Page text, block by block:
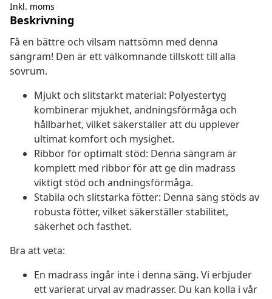
Inkl. moms
Beskrivning
Få en bättre och vilsam nattsömn med denna
sängram! Den är ett välkomnande tillskott till alla
sovrum.
Mjukt och slitstarkt material: Polyestertyg
kombinerar mjukhet, andningsförmåga och
hållbarhet, vilket säkerställer att du upplever
ultimat komfort och mysighet.
Ribbor för optimalt stöd: Denna sängram är
komplett med ribbor för att ge din madrass
viktigt stöd och andningsförmåga.
Stabila och slitstarka fötter: Denna säng stöds av
robusta fötter, vilket säkerställer stabilitet,
säkerhet och fasthet.
Bra att veta:
En madrass ingår inte i denna säng. Vi erbjuder
ett varierat urval av madrasser. Du kan kolla i vår